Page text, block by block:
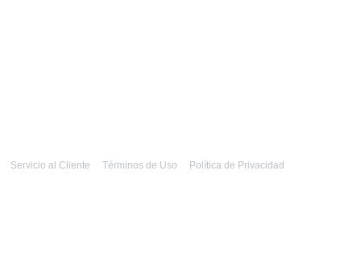
Servicio al Cliente Términos de Uso Política de Privacidad